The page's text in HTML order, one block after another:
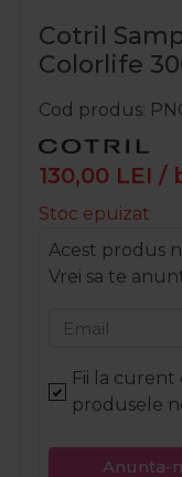
Cotril
Colorlife
Cod produs
130,00 LEI /
Stoc epuizat
Acest produs
Vrei sa te
Email
Fii la
produsele
Anunta-